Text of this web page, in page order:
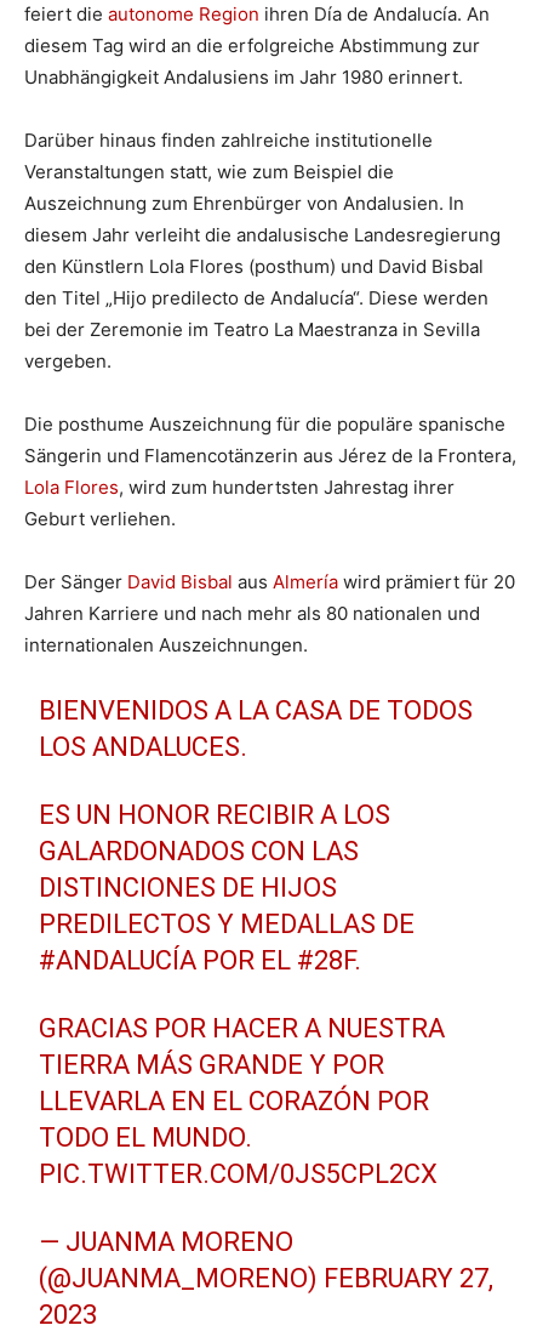
feiert die autonome Region ihren Día de Andalucía. An
diesem Tag wird an die erfolgreiche Abstimmung zur
Unabhängigkeit Andalusiens im Jahr 1980 erinnert.
Darüber hinaus finden zahlreiche institutionelle
Veranstaltungen statt, wie zum Beispiel die
Auszeichnung zum Ehrenbürger von Andalusien. In
diesem Jahr verleiht die andalusische Landesregierung
den Künstlern Lola Flores (posthum) und David Bisbal
den Titel „Hijo predilecto de Andalucía“. Diese werden
bei der Zeremonie im Teatro La Maestranza in Sevilla
vergeben.
Die posthume Auszeichnung für die populäre spanische
Sängerin und Flamencotänzerin aus Jérez de la Frontera,
Lola Flores, wird zum hundertsten Jahrestag ihrer
Geburt verliehen.
Der Sänger David Bisbal aus Almería wird prämiert für 20
Jahren Karriere und nach mehr als 80 nationalen und
internationalen Auszeichnungen.
BIENVENIDOS A LA CASA DE TODOS
LOS ANDALUCES.
ES UN HONOR RECIBIR A LOS
GALARDONADOS CON LAS
DISTINCIONES DE HIJOS
PREDILECTOS Y MEDALLAS DE
#ANDALUCÍA POR EL #28F.
GRACIAS POR HACER A NUESTRA
TIERRA MÁS GRANDE Y POR
LLEVARLA EN EL CORAZÓN POR
TODO EL MUNDO.
PIC.TWITTER.COM/0JS5CPL2CX
— JUANMA MORENO
(@JUANMA_MORENO) FEBRUARY 27,
2023